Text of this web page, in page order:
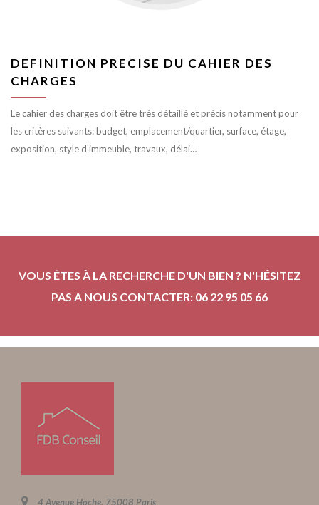
DEFINITION PRECISE DU CAHIER DES
CHARGES
Le cahier des charges doit être très détaillé et précis notamment pour
les critères suivants: budget, emplacement/quartier, surface, étage,
exposition, style d’immeuble, travaux, délai…
VOUS ÊTES À LA RECHERCHE D'UN BIEN ? N'HÉSITEZ
PAS A NOUS CONTACTER: 06 22 95 05 66
4 Avenue Hoche, 75008 Paris